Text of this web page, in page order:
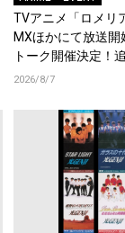
TVアニメ「ロメリ
MXほかにて放送
トーク開催決定！
梶原岳人、堀江瞬
2026/8/7